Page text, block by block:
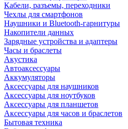
Кабели, разъемы, переходники
Чехлы для смартфонов
Наушники и Bluetooth-гарнитуры
Накопители данных
Зарядные устройства и адаптеры
Часы и браслеты
Акустика
Автоаксессуары
Аккумуляторы
Аксессуары для наушников
Аксессуары для ноутбуков
Аксессуары для планшетов
Аксессуары для часов и браслетов
Бытовая техника